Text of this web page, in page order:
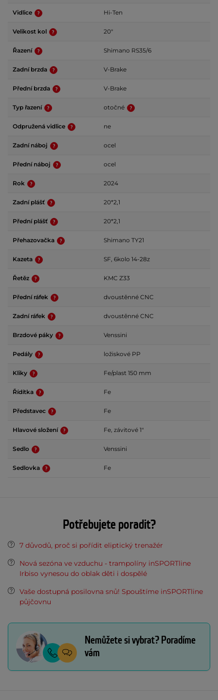
Vidlice Hi-Ten
Velikost kol 20"
Řazení Shimano RS35/6
Zadní brzda V-Brake
Přední brzda V-Brake
Typ řazení otočné
Odpružená vidlice ne
Zadní náboj ocel
Přední náboj ocel
Rok 2024
Zadní plášť 20*2,1
Přední plášť 20*2,1
Přehazovačka Shimano TY21
Kazeta SF, 6kolo 14-28z
Řetěz KMC Z33
Přední ráfek dvoustěnné CNC
Zadní ráfek dvoustěnné CNC
Brzdové páky Venssini
Pedály ložiskové PP
Kliky Fe/plast 150 mm
Řídítka Fe
Představec Fe
Hlavové složení Fe, závitové 1"
Sedlo Venssini
Sedlovka Fe
Potřebujete poradit?
7 důvodů, proč si pořídit eliptický trenažér
Nová sezóna ve vzduchu - trampolíny inSPORTline
Irbiso vynesou do oblak děti i dospělé
Vaše dostupná posilovna snů! Spouštíme inSPORTline
půjčovnu
Nemůžete si vybrat? Poradíme
vám